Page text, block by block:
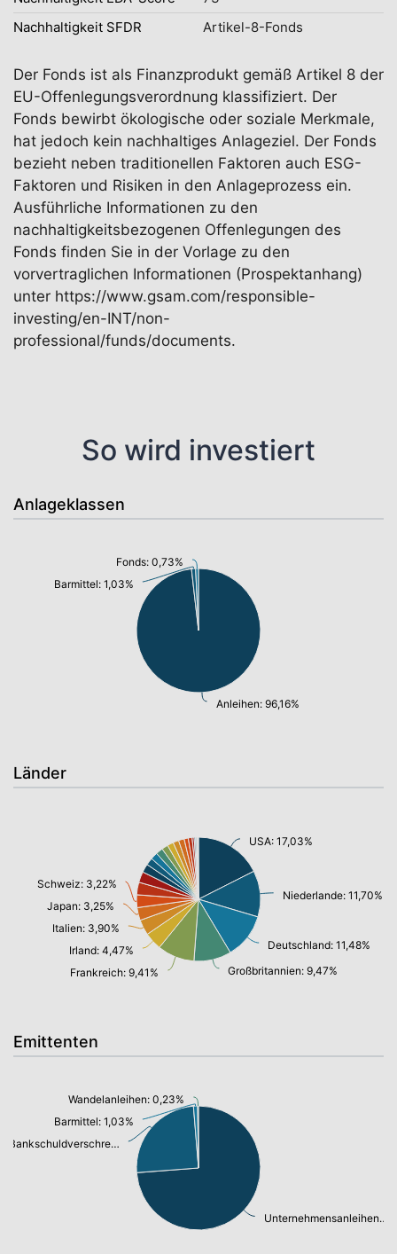
Nachhaltigkeit SFDR
Artikel-8-Fonds
Der Fonds ist als Finanzprodukt gemäß Artikel 8 der
EU-Offenlegungsverordnung klassifiziert. Der
Fonds bewirbt ökologische oder soziale Merkmale,
hat jedoch kein nachhaltiges Anlageziel. Der Fonds
bezieht neben traditionellen Faktoren auch ESG-
Faktoren und Risiken in den Anlageprozess ein.
Ausführliche Informationen zu den
nachhaltigkeitsbezogenen Offenlegungen des
Fonds finden Sie in der Vorlage zu den
vorvertraglichen Informationen (Prospektanhang)
unter https://www.gsam.com/responsible-
investing/en-INT/non-
professional/funds/documents.
So wird investiert
Anlageklassen
Anleihen: 96,16%
Barmittel: 1,03%
Fonds: 0,73%
Länder
USA: 17,03%
Niederlande: 11,70%
Deutschland: 11,48%
Großbritannien: 9,47%
Frankreich: 9,41%
Irland: 4,47%
Italien: 3,90%
Japan: 3,25%
Schweiz: 3,22%
Emittenten
Unternehmensanleihen: 71,73%
Bankschuldverschreibung: 24,20%
Barmittel: 1,03%
Wandelanleihen: 0,23%